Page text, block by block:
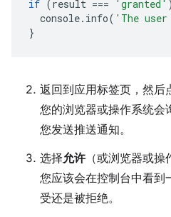
if (result === 'granted' )
console. info( 'The
}
返回到应用标签页，然后
您的浏览器或操作系统会
您发送推送通知。
选择允许 （或浏览器或
您应该会在控制台中看到
受还是被拒绝。